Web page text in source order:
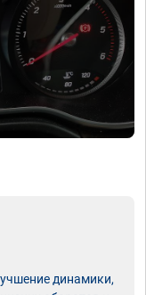
динамики,